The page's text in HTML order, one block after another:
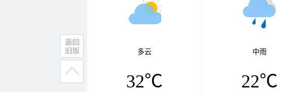
多云
32℃
中雨
22℃